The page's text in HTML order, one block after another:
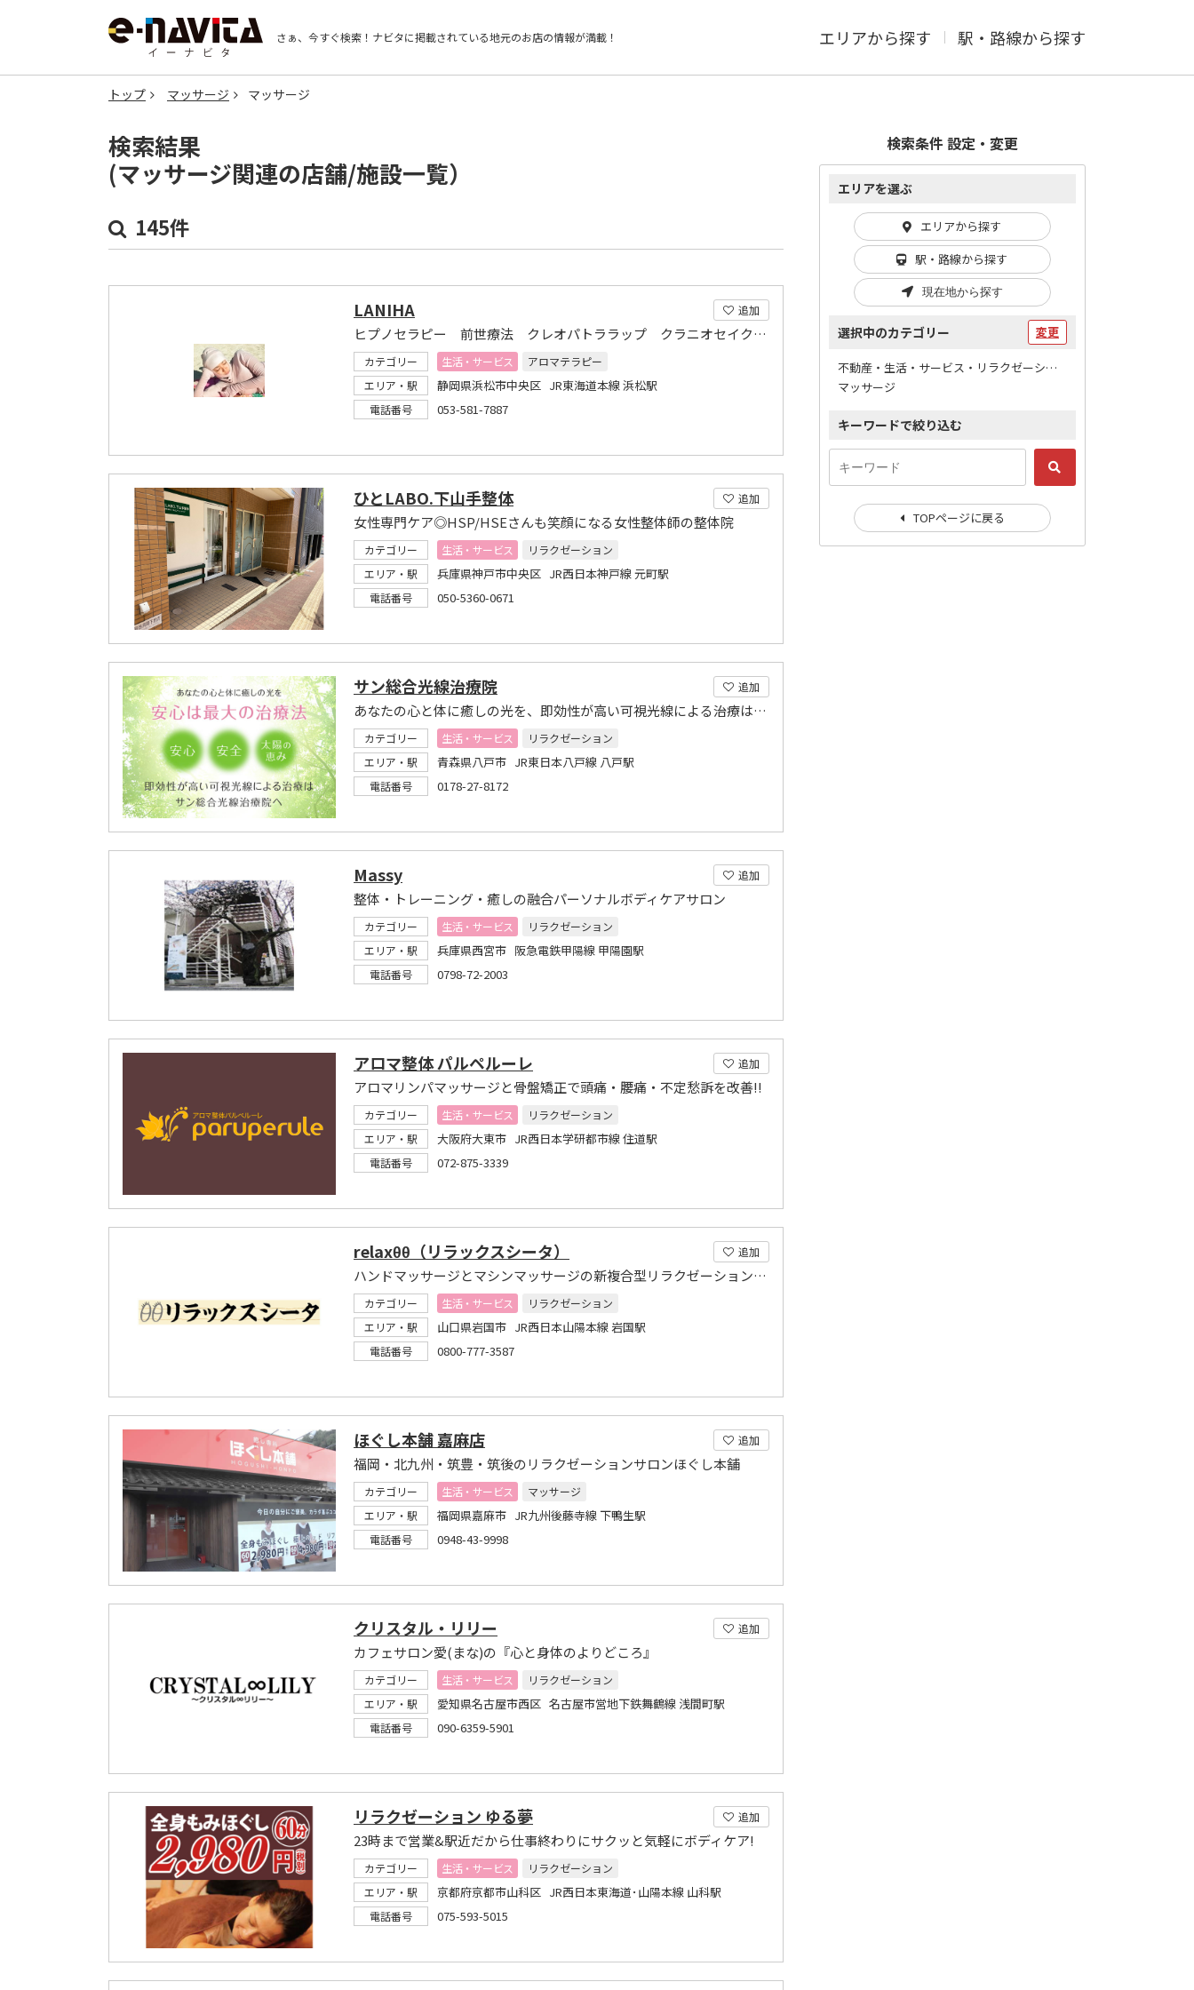
さぁ、今すぐ検索！ ナビタに掲載されている地元のお店の情報が満載！ エリアから探す 駅・路線から探す
トップ マッサージ マッサージ
検索結果
(マッサージ関連の店舗/施設一覧）
145件
追加
LANIHA
ヒプノセラピー 前世療法 クレオパトララップ クラニオセイクラル
カテゴリー 生活・サービス
アロマテラピー
エリア・駅
静岡県浜松市中央区 JR東海道本線 浜松駅
電話番号 053-581-7887
追加
ひとLABO.下山手整体
女性専門ケア◎HSP/HSEさんも笑顔になる女性整体師の整体院
カテゴリー 生活・サービス
リラクゼーション
エリア・駅
兵庫県神戸市中央区 JR西日本神戸線 元町駅
電話番号 050-5360-0671
追加
サン総合光線治療院
あなたの心と体に癒しの光を、即効性が高い可視光線による治療は当院へ
カテゴリー 生活・サービス
リラクゼーション
エリア・駅
青森県八戸市 JR東日本八戸線 八戸駅
電話番号 0178-27-8172
追加
Massy
整体・トレーニング・癒しの融合パーソナルボディケアサロン
カテゴリー 生活・サービス
リラクゼーション
エリア・駅
兵庫県西宮市 阪急電鉄甲陽線 甲陽園駅
電話番号 0798-72-2003
追加
アロマ整体 パルペルーレ
アロマリンパマッサージと骨盤矯正で頭痛・腰痛・不定愁訴を改善!!
カテゴリー 生活・サービス
リラクゼーション
エリア・駅
大阪府大東市 JR西日本学研都市線 住道駅
電話番号 072-875-3339
追加
relaxθθ（リラックスシータ）
ハンドマッサージとマシンマッサージの新複合型リラクゼーションサロン
カテゴリー 生活・サービス
リラクゼーション
エリア・駅
山口県岩国市 JR西日本山陽本線 岩国駅
電話番号 0800-777-3587
追加
ほぐし本舗 嘉麻店
福岡・北九州・筑豊・筑後のリラクゼーションサロンほぐし本舗
カテゴリー 生活・サービス
マッサージ
エリア・駅
福岡県嘉麻市 JR九州後藤寺線 下鴨生駅
電話番号 0948-43-9998
追加
クリスタル・リリー
カフェサロン愛(まな)の『心と身体のよりどころ』
カテゴリー 生活・サービス
リラクゼーション
エリア・駅
愛知県名古屋市西区 名古屋市営地下鉄舞鶴線 浅間町駅
電話番号 090-6359-5901
追加
リラクゼーション ゆる夢
23時まで営業&駅近だから仕事終わりにサクッと気軽にボディケア!
カテゴリー 生活・サービス
リラクゼーション
エリア・駅
京都府京都市山科区 JR西日本東海道･山陽本線 山科駅
電話番号 075-593-5015
検索条件 設定・変更
エリアを選ぶ
エリアから探す
駅・路線から探す
現在地から探す
選択中のカテゴリー 変更
不動産・生活・サービス・リラクゼーション / マッサージ
マッサージ
キーワードで絞り込む
TOPページに戻る